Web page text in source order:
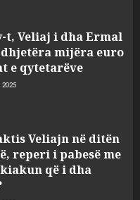
t, Veliaj i dha Ermal
mijëra euro
e qytetarëve
2025
Veliajn në ditën
reperi i pabesë me
që i dha
Albania”,
A u vodhën